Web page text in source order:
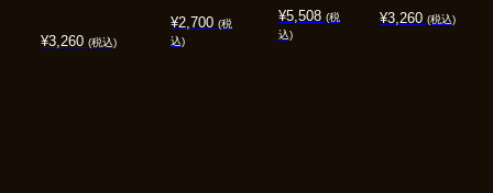
¥3,260 (税込)
¥2,700 (税
込)
¥5,508 (税
込)
¥3,260 (税込)